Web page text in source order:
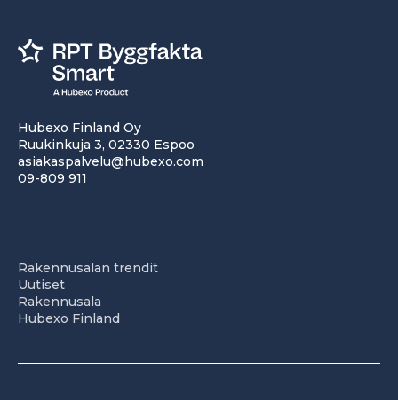
Hubexo Finland Oy
Ruukinkuja 3, 02330 Espoo
asiakaspalvelu@hubexo.com
09-809 911
Rakennusalan trendit
Uutiset
Rakennusala
Hubexo Finland